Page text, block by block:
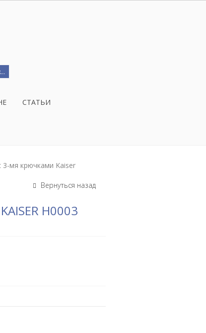
СТАТЬИ
3-мя крючками Kaiser
Вернуться назад
H0003